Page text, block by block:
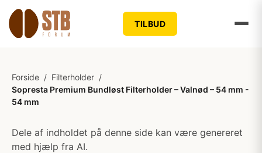
TILBUD
Forside / Filterholder /
Sopresta Premium Bundløst Filterholder – Valnød – 54 mm -
54 mm
Dele af indholdet på denne side kan være genereret
med hjælp fra AI.